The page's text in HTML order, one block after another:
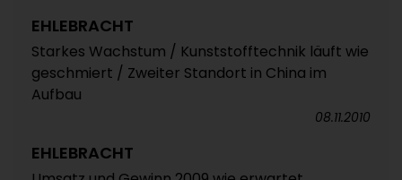
EHLEBRACHT
Starkes Wachstum / Kunststofftechnik läuft wie
geschmiert / Zweiter Standort in China im
Aufbau
08.11.2010
EHLEBRACHT